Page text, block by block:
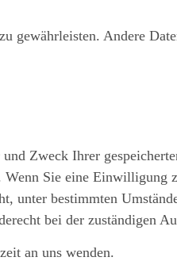
Andere
Zweck Ihrer
Sie eine Einwilligung
bestimmten
bei der zuständigen
an uns wenden.